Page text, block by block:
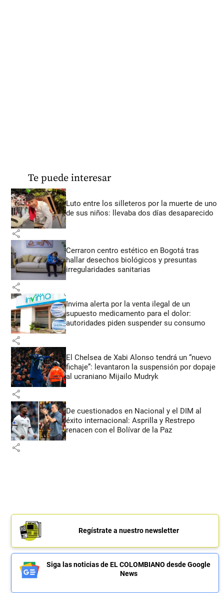
Te puede interesar
Luto entre los silleteros por la muerte de uno
de sus niños: llevaba dos días desaparecido
share
Cerraron centro estético en Bogotá tras
hallar desechos biológicos y presuntas
irregularidades sanitarias
share
Invima alerta por la venta ilegal de un
supuesto medicamento para el dolor:
autoridades piden suspender su consumo
share
El Chelsea de Xabi Alonso tendrá un “nuevo
fichaje”: levantaron la suspensión por dopaje
al ucraniano Mijailo Mudryk
share
De cuestionados en Nacional y el DIM al
éxito internacional: Asprilla y Restrepo
renacen con el Bolívar de la Paz
share
Regístrate a nuestro newsletter
Siga las noticias de EL COLOMBIANO desde Google
News